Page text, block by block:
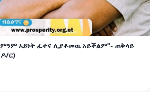
ምንም አይነት ፈተና ሊያቆመዉ አይችልም"- ጠቅላይ
ር)